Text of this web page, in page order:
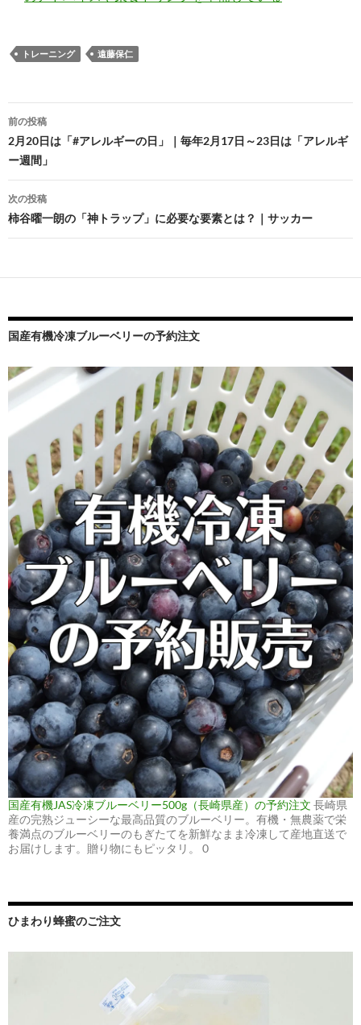
トレーニング 遠藤保仁
投
稿
ナ
ビ
ゲ
シ
ョ
ン
前の投稿
2月20日は「#アレルギーの日」｜毎年2月17日～23日は「アレルギ
ー週間」
次の投稿
柿谷曜一朗の「神トラップ」に必要な要素とは？｜サッカー
国産有機冷凍ブルーベリーの予約注文
国産有機JAS冷凍ブルーベリー500g（長崎県産）の予約注文 長崎県
産の完熟ジューシーな最高品質のブルーベリー。有機・無農薬で栄
養満点のブルーベリーのもぎたてを新鮮なまま冷凍して産地直送で
お届けします。贈り物にもピッタリ。 0
ひまわり蜂蜜のご注文